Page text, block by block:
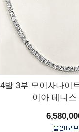
4발 3부 모이사나이
이아 테니스